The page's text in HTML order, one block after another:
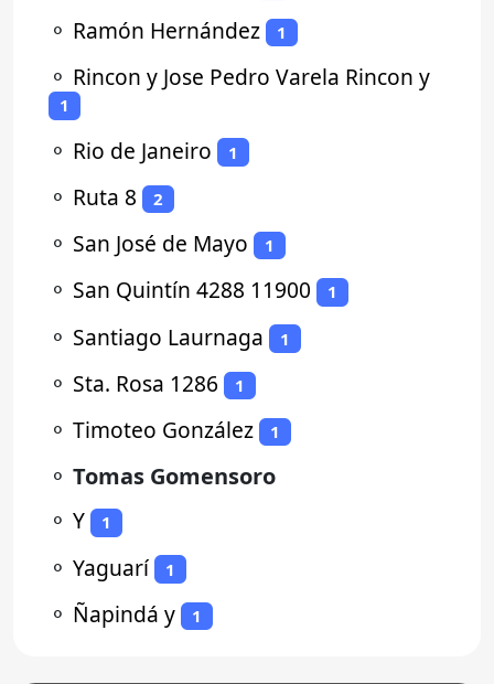
⚬ Ramón Hernández 1
⚬ Rincon y Jose Pedro Varela Rincon y
1
⚬ Rio de Janeiro 1
⚬ Ruta 8 2
⚬ San José de Mayo 1
⚬ San Quintín 4288 11900 1
⚬ Santiago Laurnaga 1
⚬ Sta. Rosa 1286 1
⚬ Timoteo González 1
⚬ Tomas Gomensoro
⚬ Y 1
⚬ Yaguarí 1
⚬ Ñapindá y 1